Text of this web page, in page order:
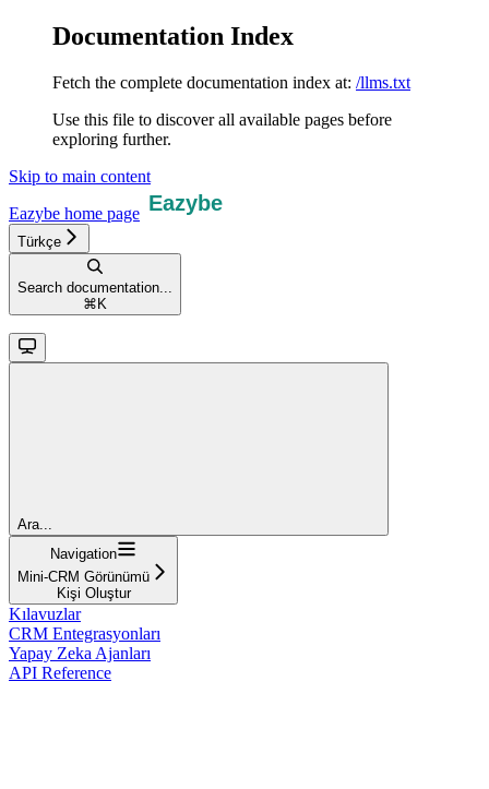
Documentation Index
Fetch the complete documentation index at: /llms.txt
Use this file to discover all available pages before
exploring further.
Skip to main content
Eazybe home page
Türkçe
Search documentation...
⌘ K
Ara...
Navigation
Mini-CRM Görünümü
Kişi Oluştur
Kılavuzlar
CRM Entegrasyonları
Yapay Zeka Ajanları
API Reference